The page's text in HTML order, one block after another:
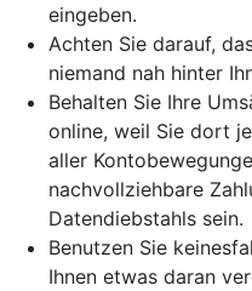
eingeben.
Achten Sie darauf,
niemand nah hinter
Behalten Sie Ihre
online, weil Sie dort
aller
nachvollziehbare
Datendiebstahls sein.
Benutzen Sie
Ihnen etwas daran